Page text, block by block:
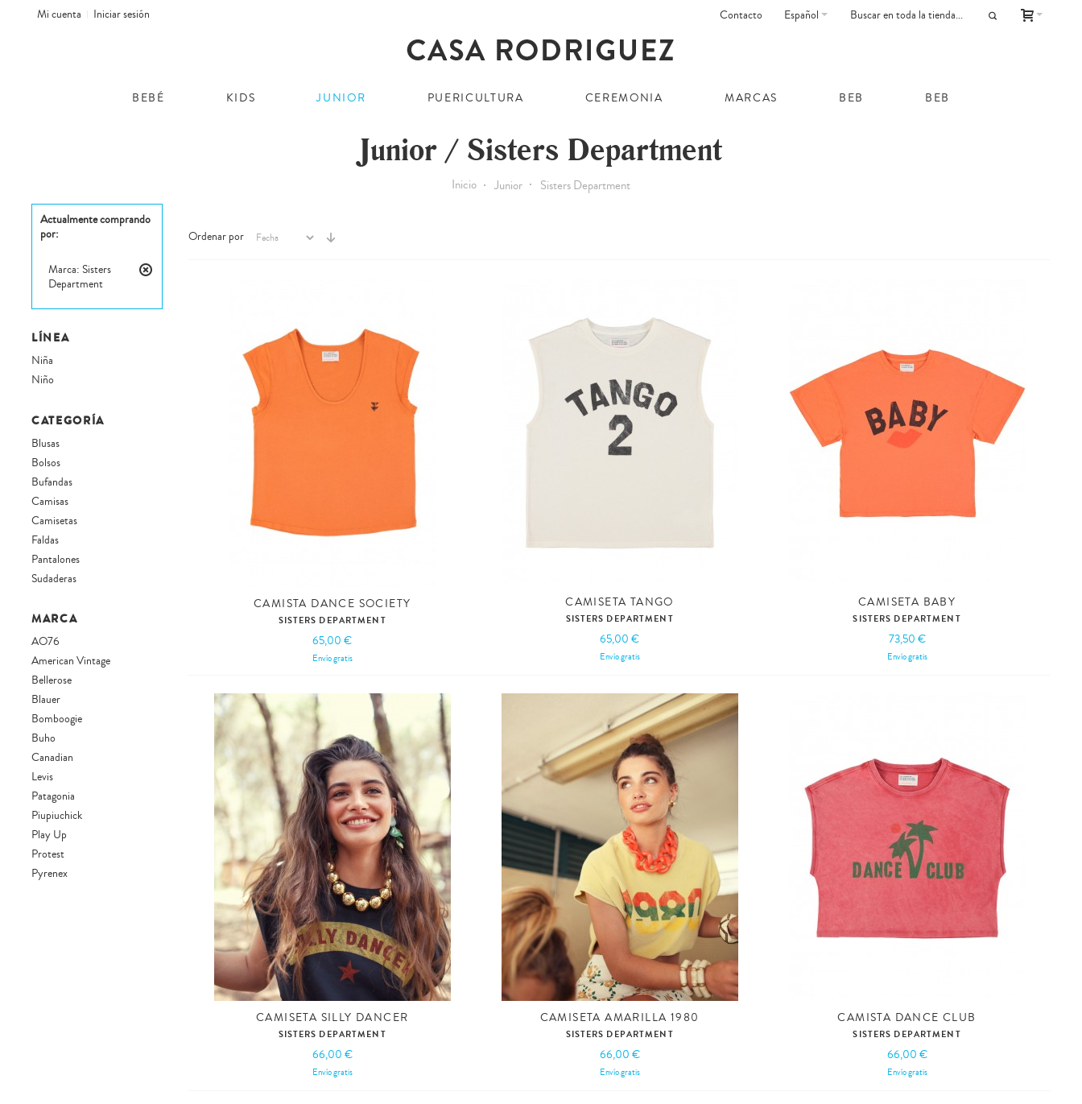
Mi cuenta Iniciar sesión Español
Contacto
BEBÉ KIDS JUNIOR PUERICULTURA CEREMONIA MARCAS BEB BEB
Junior / Sisters Department
Inicio Junior Sisters Department
Ordenar por
CAMISTA DANCE SOCIETY
SISTERS DEPARTMENT
65,00 €
Envío gratis
CAMISETA TANGO
SISTERS DEPARTMENT
65,00 €
Envío gratis
CAMISETA BABY
SISTERS DEPARTMENT
73,50 €
Envío gratis
CAMISETA SILLY DANCER
SISTERS DEPARTMENT
66,00 €
Envío gratis
CAMISETA AMARILLA 1980
SISTERS DEPARTMENT
66,00 €
Envío gratis
CAMISTA DANCE CLUB
SISTERS DEPARTMENT
66,00 €
Envío gratis
Actualmente comprando
por:
artículo
Marca: Sisters
Department
LÍNEA
Niña
Niño
CATEGORÍA
Blusas
Bolsos
Bufandas
Camisas
Camisetas
Faldas
Pantalones
Sudaderas
MARCA
AO76
American Vintage
Bellerose
Blauer
Bomboogie
Buho
Canadian
Levis
Patagonia
Piupiuchick
Play Up
Protest
Pyrenex